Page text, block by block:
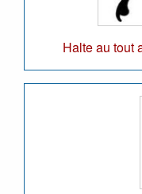
Halte au tout